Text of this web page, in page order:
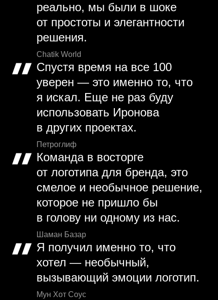
реально, мы были в шоке
от простоты и элегантности
решения.
Chatik World
Спустя время на все 100
уверен — это именно то, что
я искал. Еще не раз буду
использовать Иронова
в других проектах.
Петроглиф
Команда в восторге
от логотипа для бренда, это
смелое и необычное решение,
которое не пришло бы
в голову ни одному из нас.
Шаман Базар
Я получил именно то, что
хотел — необычный,
вызывающий эмоции логотип.
Мун Хот Соус